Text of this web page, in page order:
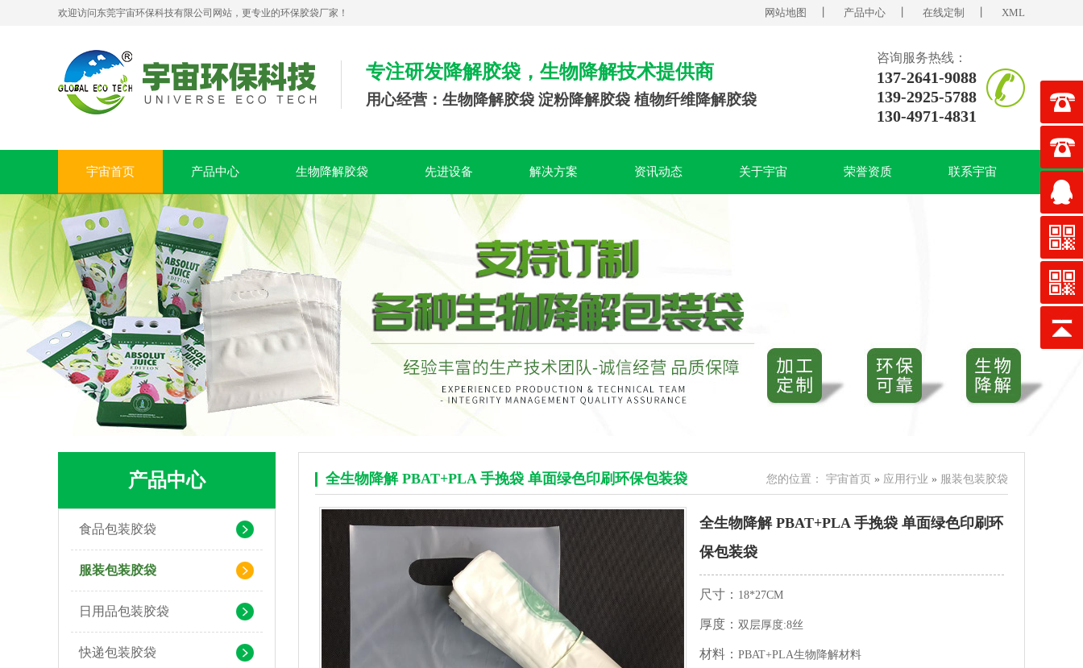
欢迎访问东莞宇宙环保科技有限公司网站，更专业的环保胶袋厂家！ 网站地图 产品中心 在线定制 XML
专注研发降解胶袋，生物降解技术提供商
用心经营：生物降解胶袋 淀粉降解胶袋 植物纤维降解胶袋
咨询服务热线：
137-2641-9088
139-2925-5788
130-4971-4831
宇宙首页 产品中心 生物降解胶袋 先进设备 解决方案 资讯动态 关于宇宙 荣誉资质 联系宇宙
产品中心
食品包装胶袋
服装包装胶袋
日用品包装胶袋
快递包装胶袋
PLA+PBAT全生物降解贴骨袋 密封包装袋 五金包装
可堆肥生物降解服装手挽袋 环保购物手提袋按需定制印刷
全生物降解 PBAT+PLA 手挽袋 单面绿色印刷环保包装袋 您的位置： 宇宙首页 » 应用行业 » 服装包装胶袋
全生物降解 PBAT+PLA 手挽袋 单面绿色印刷环
保包装袋
尺寸： 18*27CM
厚度： 双层厚度:8丝
材料： PBAT+PLA生物降解材料